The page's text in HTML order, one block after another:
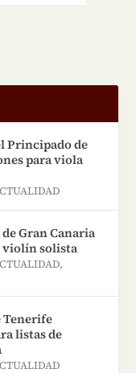
bajo los
El concurso
en la Escuela
de Música de
(Dirección:
náměstí
3), del 6 al 8 de
Principado de
para viola
Gran Canaria
violín solista
,
Tenerife
listas de